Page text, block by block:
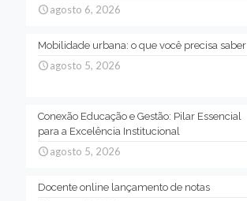
agosto 6, 2026
Mobilidade urbana: o que você precisa saber
agosto 5, 2026
Conexão Educação e Gestão: Pilar Essencial
para a Excelência Institucional
agosto 5, 2026
Docente online lançamento de notas